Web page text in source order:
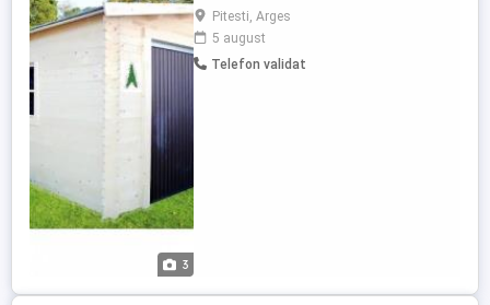
3
elemente de molid (lemn masiv) dupa
modelele si dimensiunile cerute de
beneficiari. Exemplu Garaj cu dimensiunile
3.68m x 5.28m cu usa dubla din lemn la
Pitesti, Arges
5 august
Telefon validat